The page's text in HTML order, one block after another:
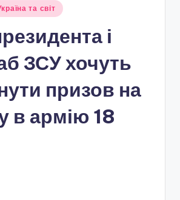
та світ
і
ЗСУ хочуть
призов на
в армію 18